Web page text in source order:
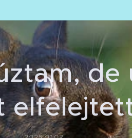
de